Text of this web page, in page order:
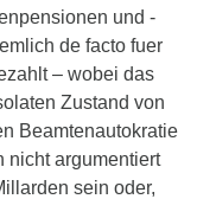
und -
de facto fuer
– wobei das
Zustand von
Beamtenautokratie
nicht argumentiert
sein oder,